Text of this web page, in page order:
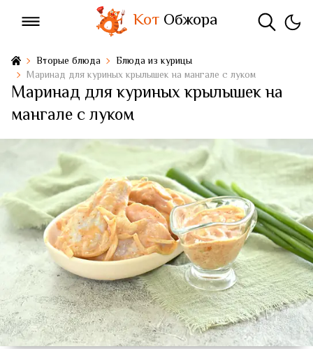
КотОбжора
Вторые блюда
Блюда из курицы
Маринад для куриных крылышек на мангале с луком
Маринад для куриных крылышек на
мангале с луком